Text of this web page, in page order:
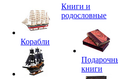
Корабли
Книги и
родословные
книги